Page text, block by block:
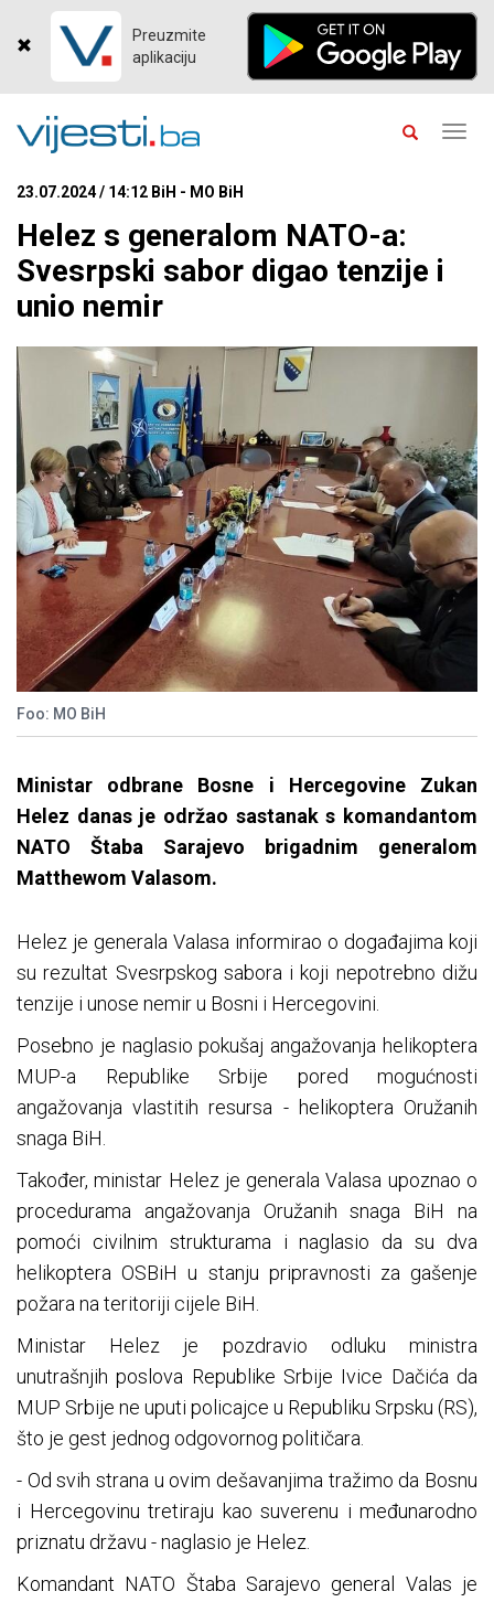
Preuzmite
aplikaciju
23.07.2024 / 14:12 BiH - MO BiH
Helez s generalom NATO-a:
Svesrpski sabor digao tenzije i
unio nemir
Foo: MO BiH
Ministar odbrane Bosne i Hercegovine Zukan
Helez danas je održao sastanak s komandantom
NATO Štaba Sarajevo brigadnim generalom
Matthewom Valasom.
Helez je generala Valasa informirao o događajima koji
su rezultat Svesrpskog sabora i koji nepotrebno dižu
tenzije i unose nemir u Bosni i Hercegovini.
Posebno je naglasio pokušaj angažovanja helikoptera
MUP-a Republike Srbije pored mogućnosti
angažovanja vlastitih resursa - helikoptera Oružanih
snaga BiH.
Također, ministar Helez je generala Valasa upoznao o
procedurama angažovanja Oružanih snaga BiH na
pomoći civilnim strukturama i naglasio da su dva
helikoptera OSBiH u stanju pripravnosti za gašenje
požara na teritoriji cijele BiH.
Ministar Helez je pozdravio odluku ministra
unutrašnjih poslova Republike Srbije Ivice Dačića da
MUP Srbije ne uputi policajce u Republiku Srpsku (RS),
što je gest jednog odgovornog političara.
- Od svih strana u ovim dešavanjima tražimo da Bosnu
i Hercegovinu tretiraju kao suverenu i međunarodno
priznatu državu - naglasio je Helez.
Komandant NATO Štaba Sarajevo general Valas je